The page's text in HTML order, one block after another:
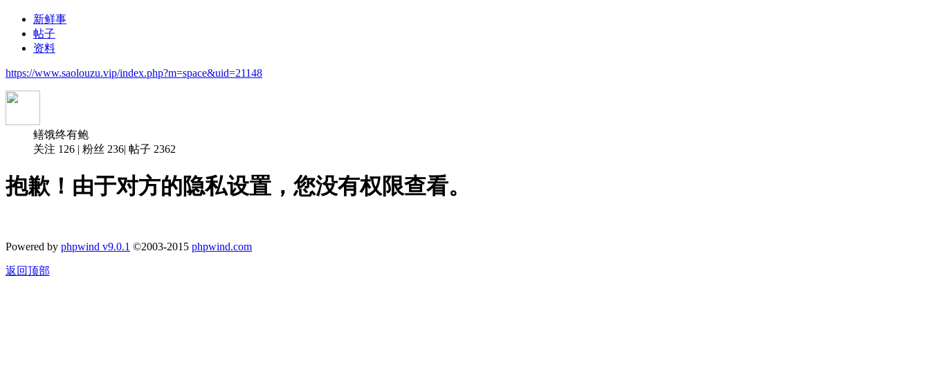
新鲜事
帖子
资料
https://www.saolouzu.vip/index.php?m=space&uid=21148
鳝饿终有鲍
关注 126 | 粉丝 236| 帖子 2362
抱歉！由于对方的隐私设置，您没有权限查看。
Powered by phpwind v9.0.1 ©2003-2015 phpwind.com
返回顶部